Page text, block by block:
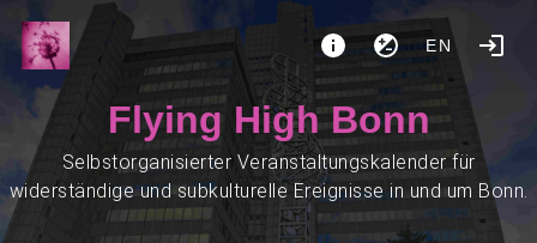
EN
Flying High Bonn
Selbstorganisierter Veranstaltungskalender für
widerständige und subkulturelle Ereignisse in und um Bonn.